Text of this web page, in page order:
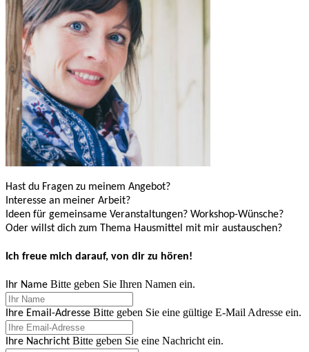
Hast du Fragen zu meinem Angebot?
Interesse an meiner Arbeit?
Ideen für gemeinsame Veranstaltungen? Workshop-Wünsche?
Oder willst dich zum Thema Hausmittel mit mir austauschen?
Ich freue mich darauf, von dir zu hören!
Ihr Name Bitte geben Sie Ihren Namen ein.
Ihre Email-Adresse Bitte geben Sie eine gültige E-Mail Adresse ein.
Ihre Nachricht Bitte geben Sie eine Nachricht ein.